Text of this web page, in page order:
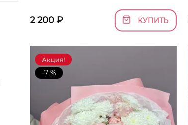
2 200 ₽ КУПИТЬ
Акция!
-7 %